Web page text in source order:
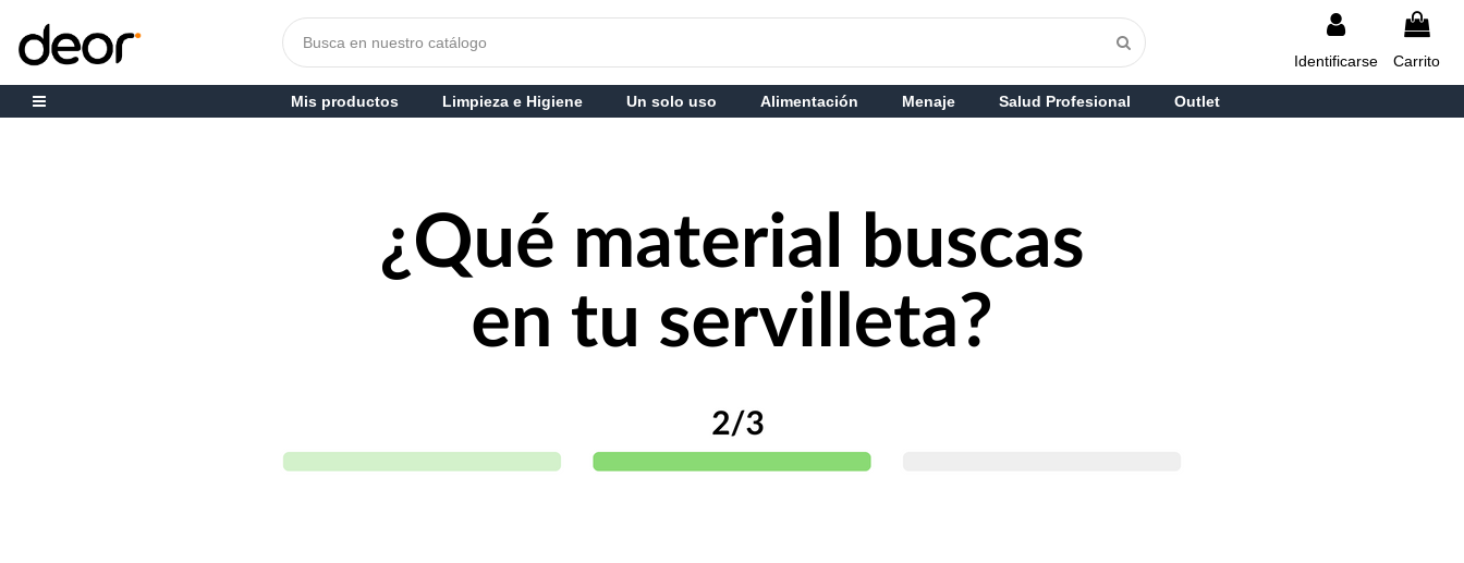
Identificarse Carrito
Mis productos Limpieza e Higiene Un solo uso Alimentación Menaje Salud Profesional Outlet